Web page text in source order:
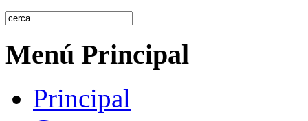
Menú Principal
Principal